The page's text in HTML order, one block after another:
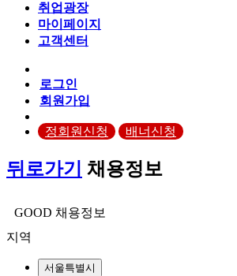
취업광장
마이페이지
고객센터
로그인
회원가입
정회원신청 배너신청
뒤로가기 채용정보
GOOD 채용정보
지역